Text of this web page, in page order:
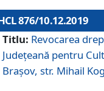
876/10.12.2019
Titlu: Revocarea
Judeţeană pentru
Braşov, str. Mihail